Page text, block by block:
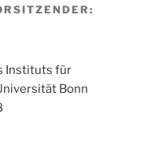
Instituts für
Bonn